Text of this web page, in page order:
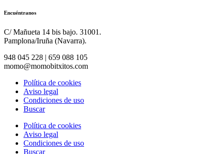
Encuéntranos
C/ Mañueta 14 bis bajo. 31001.
Pamplona/Iruña (Navarra).
948 045 228 | 659 088 105
momo@momobitxitos.com
Política de cookies
Aviso legal
Condiciones de uso
Buscar
Política de cookies
Aviso legal
Condiciones de uso
Buscar